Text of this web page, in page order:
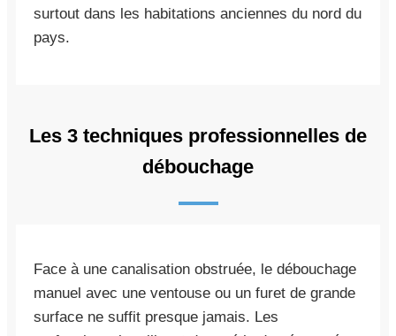
surtout dans les habitations anciennes du nord du
pays.
Les 3 techniques professionnelles de
débouchage
Face à une canalisation obstruée, le débouchage
manuel avec une ventouse ou un furet de grande
surface ne suffit presque jamais. Les